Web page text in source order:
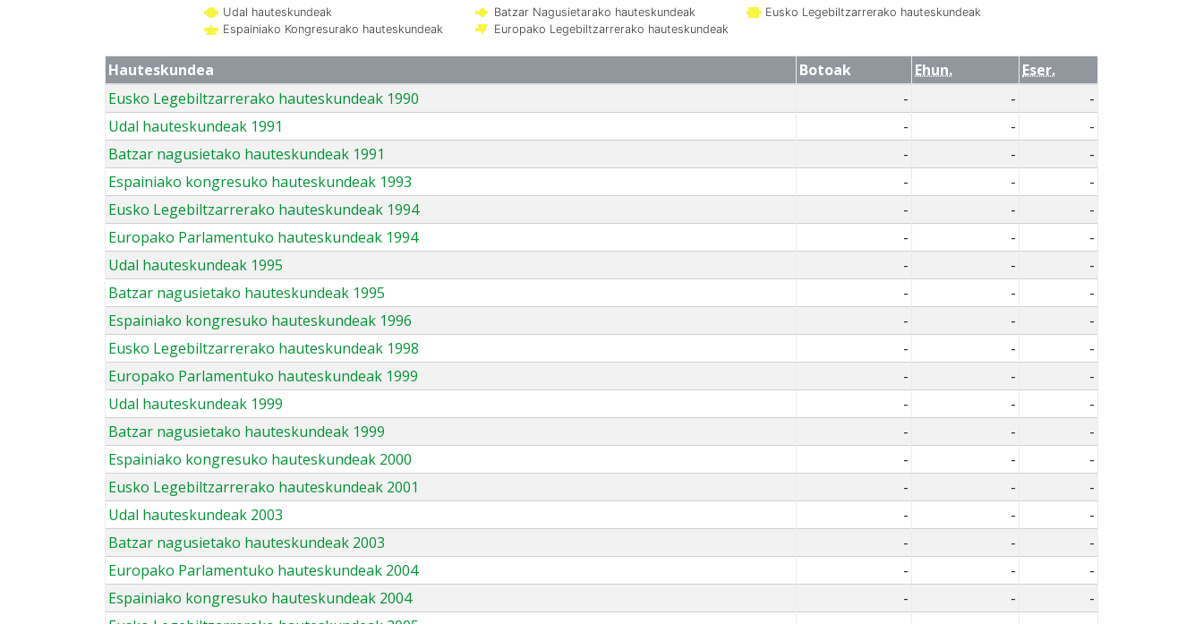
Udal hauteskundeak Batzar Nagusietarako hauteskundeak
Eusko Legebiltzarrerako hauteskundeak
Espainiako Kongresurako hauteskundeak
Europako Legebiltzarrerako hauteskundeak
Hauteskundea Botoak Ehun.
Eser.
Eusko Legebiltzarrerako hauteskundeak 1990
- -
-
Udal hauteskundeak 1991
- -
-
Batzar nagusietako hauteskundeak 1991
- -
-
Espainiako kongresuko hauteskundeak 1993
- -
-
Eusko Legebiltzarrerako hauteskundeak 1994
- -
-
Europako Parlamentuko hauteskundeak 1994
- -
-
Udal hauteskundeak 1995
- -
-
Batzar nagusietako hauteskundeak 1995
- -
-
Espainiako kongresuko hauteskundeak 1996
- -
-
Eusko Legebiltzarrerako hauteskundeak 1998
- -
-
Europako Parlamentuko hauteskundeak 1999
- -
-
Udal hauteskundeak 1999
- -
-
Batzar nagusietako hauteskundeak 1999
- -
-
Espainiako kongresuko hauteskundeak 2000
- -
-
Eusko Legebiltzarrerako hauteskundeak 2001
- -
-
Udal hauteskundeak 2003
- -
-
Batzar nagusietako hauteskundeak 2003
- -
-
Europako Parlamentuko hauteskundeak 2004
- -
-
Espainiako kongresuko hauteskundeak 2004
- -
-